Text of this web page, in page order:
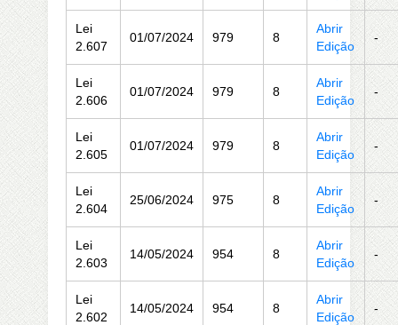
Lei
2.607
01/07/2024 979 8
Abrir
Edição
-
Lei
2.606
01/07/2024 979 8
Abrir
Edição
-
Lei
2.605
01/07/2024 979 8
Abrir
Edição
-
Lei
2.604
25/06/2024 975 8
Abrir
Edição
-
Lei
2.603
14/05/2024 954 8
Abrir
Edição
-
Lei
2.602
14/05/2024 954 8
Abrir
Edição
-